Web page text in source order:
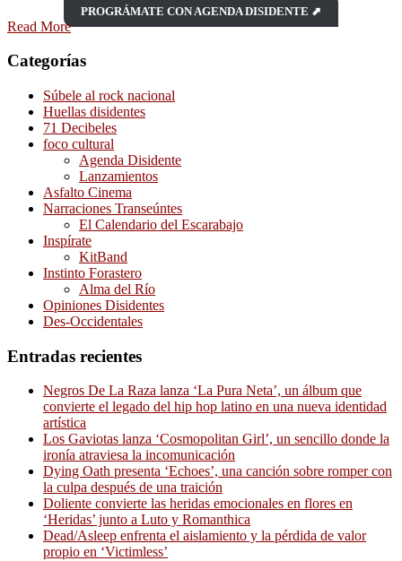
PROGRÁMATE CON AGENDA DISIDENTE ⬈
Read More
Categorías
Súbele al rock nacional
Huellas disidentes
71 Decibeles
foco cultural
Agenda Disidente
Lanzamientos
Asfalto Cinema
Narraciones Transeúntes
El Calendario del Escarabajo
Inspírate
KitBand
Instinto Forastero
Alma del Río
Opiniones Disidentes
Des-Occidentales
Entradas recientes
Negros De La Raza lanza ‘La Pura Neta’, un álbum que
convierte el legado del hip hop latino en una nueva identidad
artística
Los Gaviotas lanza ‘Cosmopolitan Girl’, un sencillo donde la
ironía atraviesa la incomunicación
Dying Oath presenta ‘Echoes’, una canción sobre romper con
la culpa después de una traición
Doliente convierte las heridas emocionales en flores en
‘Heridas’ junto a Luto y Romanthica
Dead/Asleep enfrenta el aislamiento y la pérdida de valor
propio en ‘Victimless’